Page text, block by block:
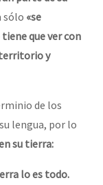
sólo «se
que ver con
y
de los
lengua, por lo
su tierra:
lo es todo.